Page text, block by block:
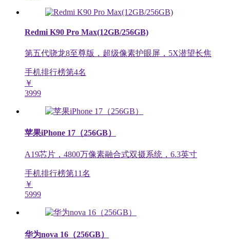
Redmi K90 Pro Max(12GB/256GB)
第五代骁龙8至尊版，超级像素护眼屏，5X潜望长焦
手机排行榜第4名
￥
3999
苹果iPhone 17（256GB）
A19芯片，4800万像素融合式双摄系统，6.3英寸
手机排行榜第11名
￥
5999
华为nova 16（256GB）